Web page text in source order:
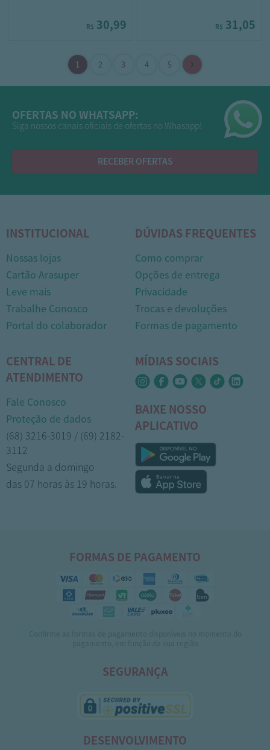
R$ 30,99 R$ 31,05
OFERTAS NO WHATSAPP:
Siga nossos canais oficiais de ofertas no Whasapp!
RECEBER OFERTAS
INSTITUCIONAL
Nossas lojas
Cartão Arasuper
Leve mais
Trabalhe Conosco
Portal do colaborador
DÚVIDAS FREQUENTES
Como comprar
Opções de entrega
Privacidade
Trocas e devoluções
Formas de pagamento
CENTRAL DE
ATENDIMENTO
Fale Conosco
Proteção de dados
(68) 3216-3019 / (69) 2182-
3112
Segunda a domingo
das 07 horas às 19 horas.
MÍDIAS SOCIAIS
BAIXE NOSSO
APLICATIVO
FORMAS DE PAGAMENTO
SEGURANÇA
DESENVOLVIMENTO